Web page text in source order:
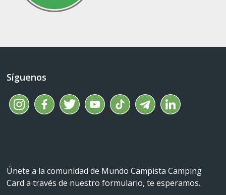
Síguenos
Únete a la comunidad de Mundo Campista Camping
Card a través de nuestro formulario, te esperamos.